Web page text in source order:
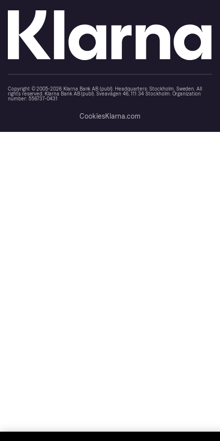
Copyright © 2005-2026 Klarna Bank AB (publ). Headquarters: Stockholm, Sweden. All
rights reserved. Klarna Bank AB (publ). Sveavägen 46, 111 34 Stockholm. Organization
number: 556737-0431
CookiesKlarna.com